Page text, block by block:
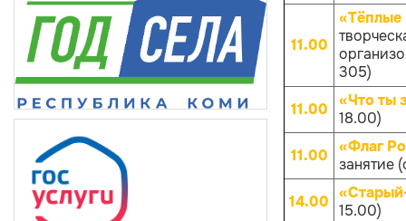
11.00
«Тёплые
305)
11.00
«Что ты
18.00)
11.00
«Флаг
занятие
14.00 15.00)